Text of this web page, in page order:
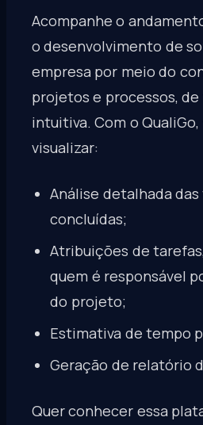
Acompanhe o
o desenvolvimento de
empresa por meio do
projetos e processos,
intuitiva. Com o
visualizar:
Análise detalhada
concluídas;
Atribuições de
quem é responsável
do projeto;
Estimativa de tempo
Geração de relatório
Quer conhecer essa